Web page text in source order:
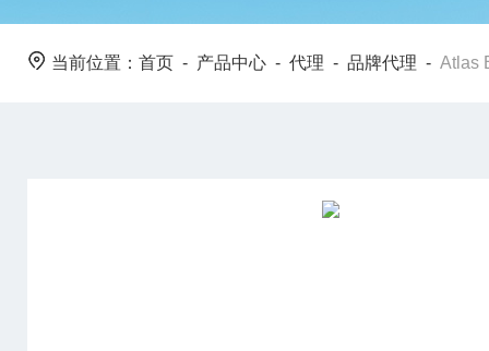
当前位置： 首页 - 产品中心 - 代理 - 品牌代理 - Atlas